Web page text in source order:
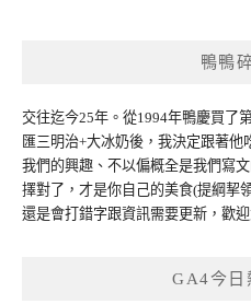
鴨鴨
交往迄今25年。從1994年鴨慶買了
匯三明治+大冰奶後，我決定跟著
我們的興趣、不以偏概全是我們寫
擇對了，才是你自己的美食(提綱挈
還是會打錯字跟資訊需要更新，歡
GA4今日